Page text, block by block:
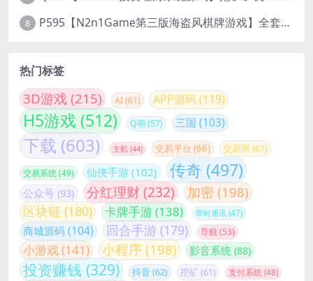
8 P595【N2n1Game第三版海盗风棋牌游戏】全套完整源码v8.0.0.1含android、ios、pc源码+布署文档+视频教程
热门标签
3D游戏 (215) AI(61) APP源码(119)
H5游戏 (512) Q萌(57) 三国 (103)
下载 (603) 主机 (44) 交易平台 (66) 交易所(61)
交易系统 (49) 仙侠手游 (102) 传奇 (497)
公众号 (93) 分红理财 (232) 加密 (198)
区块链 (180) 卡牌手游(138) 即时通讯 (47)
商城源码(104) 回合手游 (179) 导航(53)
小游戏 (141) 小程序 (198) 影音系统 (88)
投资赚钱 (329) 抖音(62) 挖矿(61) 支付系统 (48)